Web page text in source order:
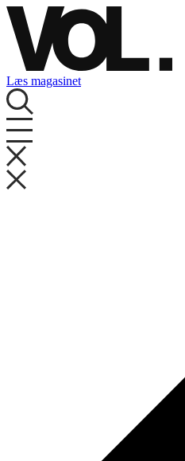
Videre
til
indhold
Læs magasinet